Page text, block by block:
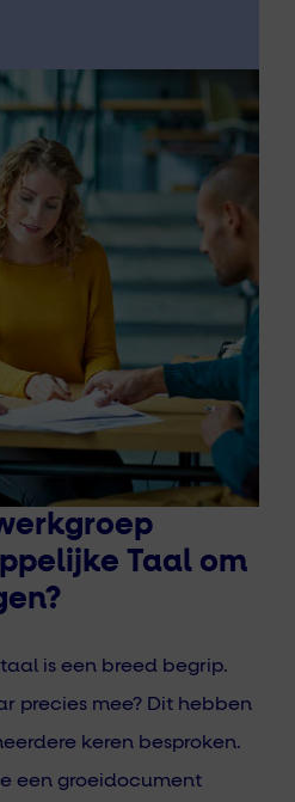
Taal om
is een breed begrip.
precies mee? Dit hebben
keren besproken.
een groeidocument